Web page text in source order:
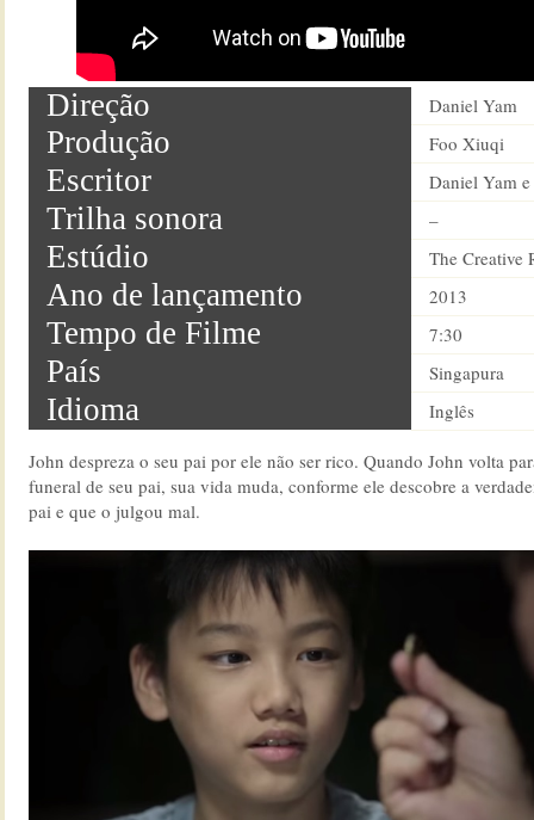
Direção Daniel Yam
Produção Foo Xiuqi
Escritor Daniel Yam
Trilha sonora –
Estúdio The Creative
Ano de lançamento 2013
Tempo de Filme 7:30
País Singapura
Idioma Inglês
John despreza o seu pai por ele não ser rico. Quando John volta
funeral de seu pai, sua vida muda, conforme ele descobre a
pai e que o julgou mal.